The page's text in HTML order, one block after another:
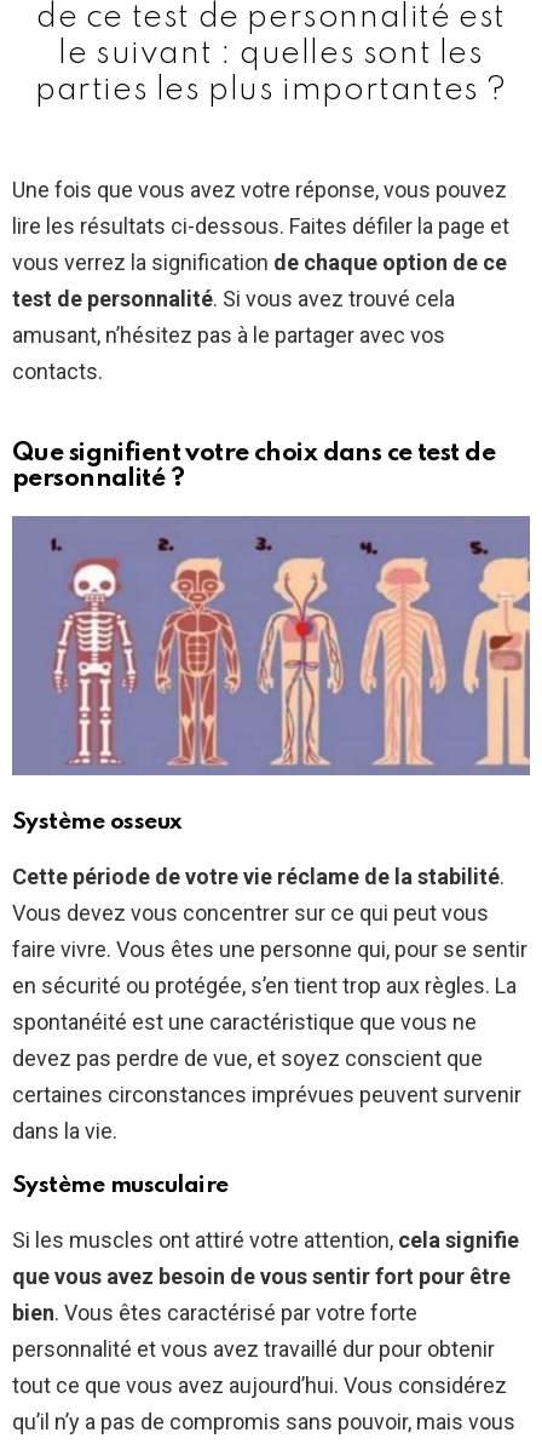
de ce test de personnalité est
le suivant : quelles sont les
parties les plus importantes ?
Une fois que vous avez votre réponse, vous pouvez
lire les résultats ci-dessous. Faites défiler la page et
vous verrez la signification de chaque option de ce
test de personnalité. Si vous avez trouvé cela
amusant, n’hésitez pas à le partager avec vos
contacts.
Que signifient votre choix dans ce test de
personnalité ?
Système osseux
Cette période de votre vie réclame de la stabilité.
Vous devez vous concentrer sur ce qui peut vous
faire vivre. Vous êtes une personne qui, pour se sentir
en sécurité ou protégée, s’en tient trop aux règles. La
spontanéité est une caractéristique que vous ne
devez pas perdre de vue, et soyez conscient que
certaines circonstances imprévues peuvent survenir
dans la vie.
Système musculaire
Si les muscles ont attiré votre attention, cela signifie
que vous avez besoin de vous sentir fort pour être
bien. Vous êtes caractérisé par votre forte
personnalité et vous avez travaillé dur pour obtenir
tout ce que vous avez aujourd’hui. Vous considérez
qu’il n’y a pas de compromis sans pouvoir, mais vous